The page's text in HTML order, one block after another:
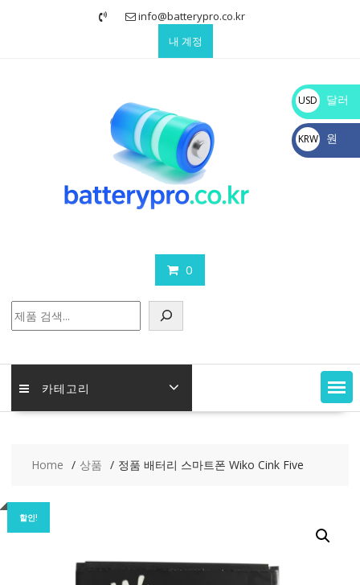
info@batterypro.co.kr
내 계정
0
색
카테고리
Home 상품 정품 배터리 스마트폰 Wiko Cink Five
할인!
USD
$
달러
KRW
₩
원